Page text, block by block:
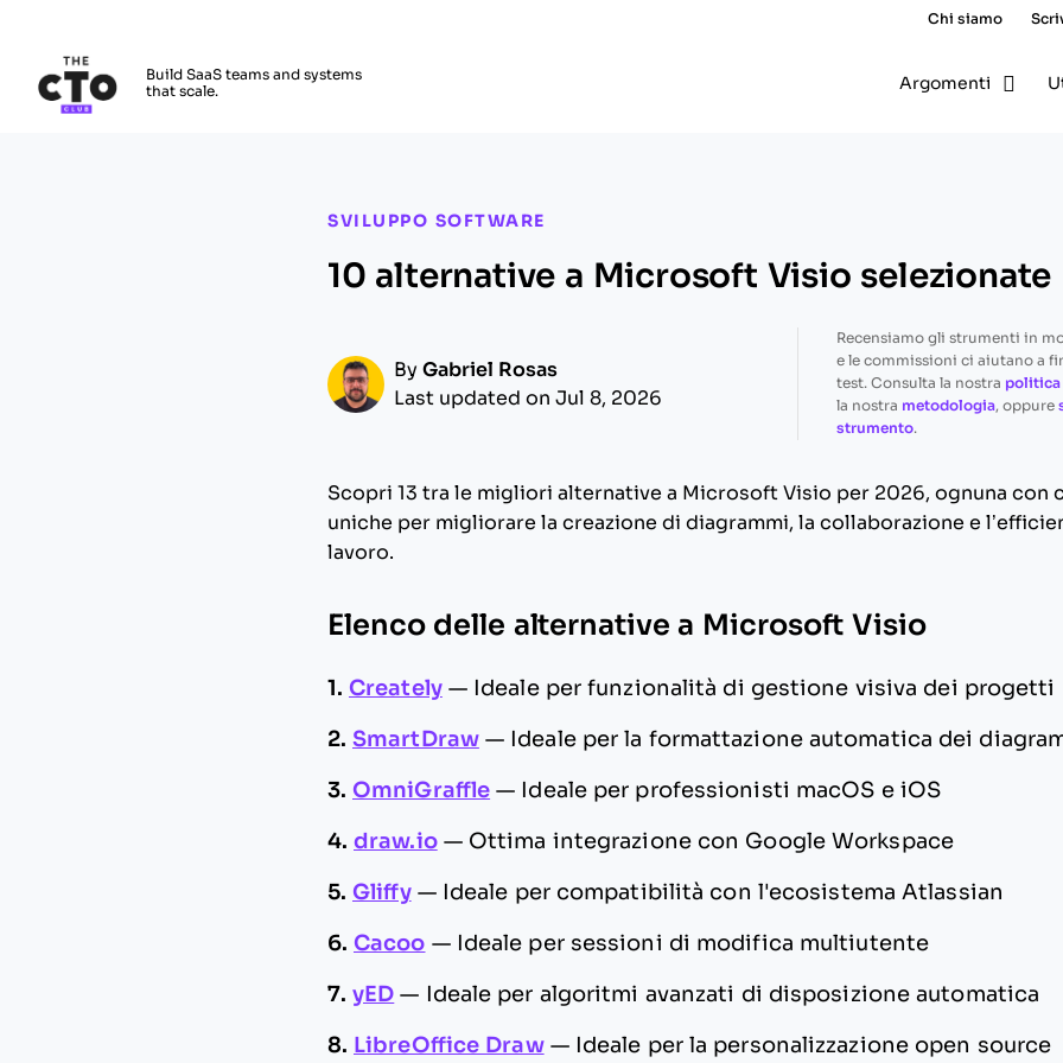
Chi siamo
Build SaaS teams and systems
that scale.
Argomenti
SVILUPPO SOFTWARE
10 alternative a Microsoft Visio
By Gabriel Rosas
Last updated on Jul 8, 2026
Recensiamo gli strumenti in
e le commissioni ci aiutano a
test. Consulta la nostra politica
la nostra metodologia, oppure
strumento.
Scopri 13 tra le migliori alternative a Microsoft Visio per 2026, ognuna con
uniche per migliorare la creazione di diagrammi, la collaborazione e
lavoro.
Elenco delle alternative a Microsoft Visio
1. Creately — Ideale per funzionalità di gestione visiva dei progetti
2. SmartDraw — Ideale per la formattazione automatica dei
3. OmniGraffle — Ideale per professionisti macOS e iOS
4. draw.io — Ottima integrazione con Google Workspace
5. Gliffy — Ideale per compatibilità con l'ecosistema Atlassian
6. Cacoo — Ideale per sessioni di modifica multiutente
7. yED — Ideale per algoritmi avanzati di disposizione automatica
8. LibreOffice Draw — Ideale per la personalizzazione open source